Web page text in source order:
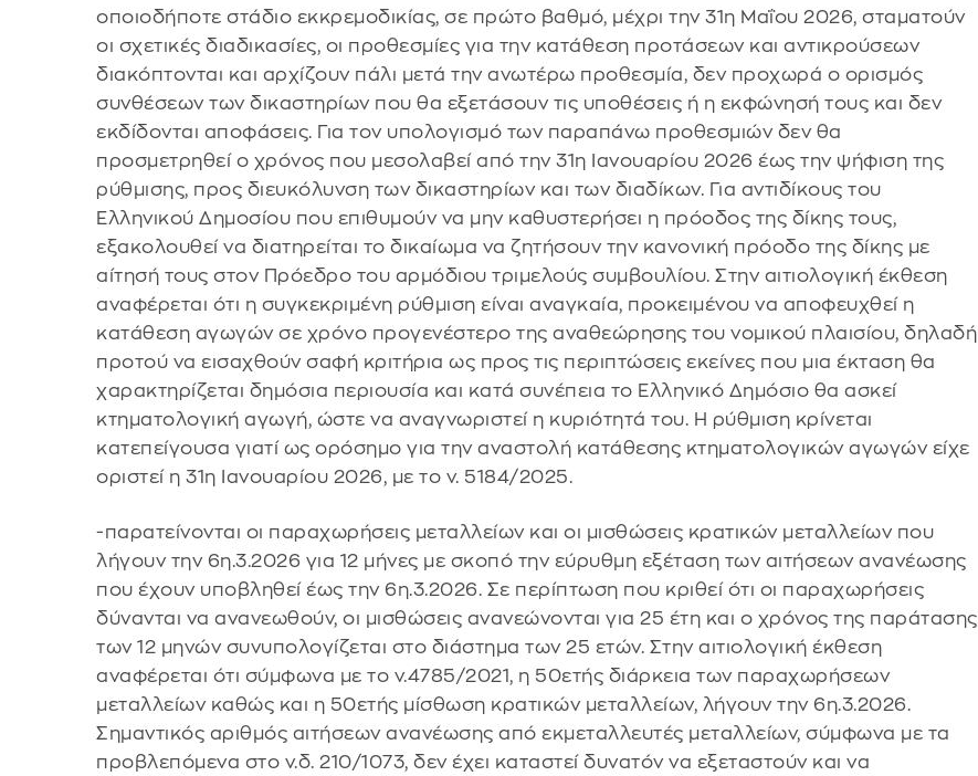
οποιοδήποτε στάδιο εκκρεμοδικίας, σε πρώτο βαθμό, μέχρι την 31η Μαΐου 2026, σταματούν
οι σχετικές διαδικασίες, οι προθεσμίες για την κατάθεση προτάσεων και αντικρούσεων
διακόπτονται και αρχίζουν πάλι μετά την ανωτέρω προθεσμία, δεν προχωρά ο ορισμός
συνθέσεων των δικαστηρίων που θα εξετάσουν τις υποθέσεις ή η εκφώνησή τους και δεν
εκδίδονται αποφάσεις. Για τον υπολογισμό των παραπάνω προθεσμιών δεν θα
προσμετρηθεί ο χρόνος που μεσολαβεί από την 31η Ιανουαρίου 2026 έως την ψήφιση της
ρύθμισης, προς διευκόλυνση των δικαστηρίων και των διαδίκων. Για αντιδίκους του
Ελληνικού Δημοσίου που επιθυμούν να μην καθυστερήσει η πρόοδος της δίκης τους,
εξακολουθεί να διατηρείται το δικαίωμα να ζητήσουν την κανονική πρόοδο της δίκης με
αίτησή τους στον Πρόεδρο του αρμόδιου τριμελούς συμβουλίου. Στην αιτιολογική έκθεση
αναφέρεται ότι η συγκεκριμένη ρύθμιση είναι αναγκαία, προκειμένου να αποφευχθεί η
κατάθεση αγωγών σε χρόνο προγενέστερο της αναθεώρησης του νομικού πλαισίου, δηλαδή
προτού να εισαχθούν σαφή κριτήρια ως προς τις περιπτώσεις εκείνες που μια έκταση θα
χαρακτηρίζεται δημόσια περιουσία και κατά συνέπεια το Ελληνικό Δημόσιο θα ασκεί
κτηματολογική αγωγή, ώστε να αναγνωριστεί η κυριότητά του. Η ρύθμιση κρίνεται
κατεπείγουσα γιατί ως ορόσημο για την αναστολή κατάθεσης κτηματολογικών αγωγών είχε
οριστεί η 31η Ιανουαρίου 2026, με το ν. 5184/2025.
-παρατείνονται οι παραχωρήσεις μεταλλείων και οι μισθώσεις κρατικών μεταλλείων που
λήγουν την 6η.3.2026 για 12 μήνες με σκοπό την εύρυθμη εξέταση των αιτήσεων ανανέωσης
που έχουν υποβληθεί έως την 6η.3.2026. Σε περίπτωση που κριθεί ότι οι παραχωρήσεις
δύνανται να ανανεωθούν, οι μισθώσεις ανανεώνονται για 25 έτη και ο χρόνος της παράτασης
των 12 μηνών συνυπολογίζεται στο διάστημα των 25 ετών. Στην αιτιολογική έκθεση
αναφέρεται ότι σύμφωνα με το ν.4785/2021, η 50ετής διάρκεια των παραχωρήσεων
μεταλλείων καθώς και η 50ετής μίσθωση κρατικών μεταλλείων, λήγουν την 6η.3.2026.
Σημαντικός αριθμός αιτήσεων ανανέωσης από εκμεταλλευτές μεταλλείων, σύμφωνα με τα
προβλεπόμενα στο ν.δ. 210/1073, δεν έχει καταστεί δυνατόν να εξεταστούν και να